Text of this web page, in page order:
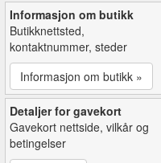
Informasjon om butikk
Butikknettsted,
kontaktnummer, steder
Informasjon om butikk »
Detaljer for gavekort
Gavekort nettside, vilkår og
betingelser